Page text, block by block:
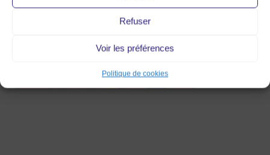
Refuser
Voir les préférences
Politique de cookies